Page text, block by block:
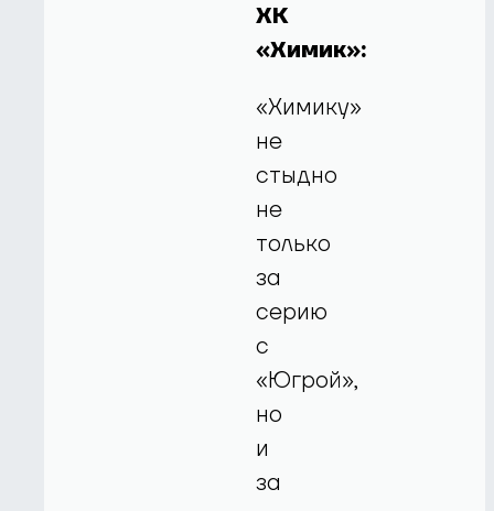
ХК
«Химик»:
«Химику»
не
стыдно
не
только
за
серию
с
«Югрой»,
но
и
за